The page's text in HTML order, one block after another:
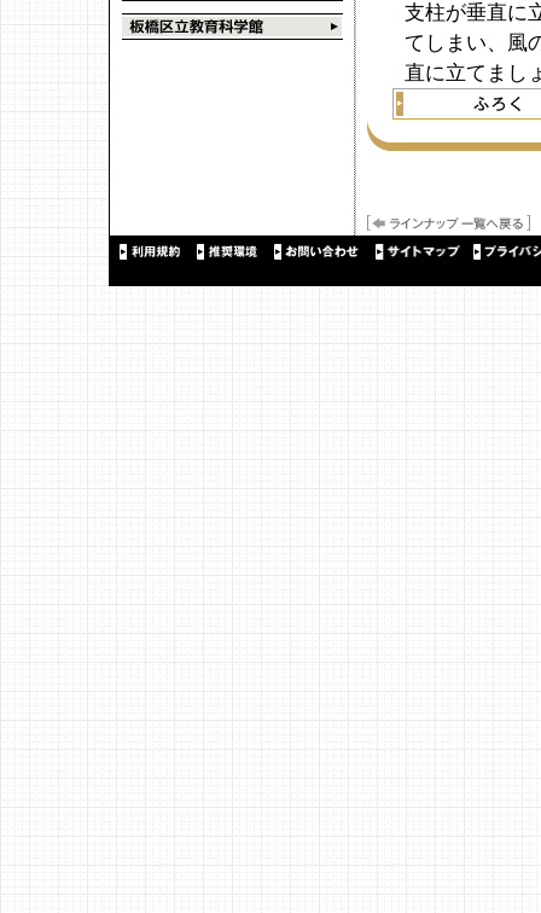
支柱が垂直に
てしまい、風
直に立てまし